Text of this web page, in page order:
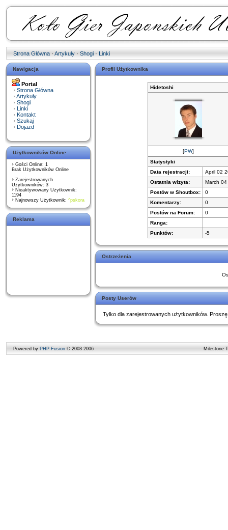
Strona Główna · Artykuły · Shogi · Linki
Nawigacja
Portal
Strona Główna
Artykuły
Shogi
Linki
Kontakt
Szukaj
Dojazd
Użytkowników Online
Gości Online: 1
Brak Użytkowników Online
Zarejestrowanych
Użytkowników: 3
Nieaktywowany Użytkownik:
1194
Najnowszy Użytkownik: ^pskora
Reklama
Profil Użytkownika
Hidetoshi
[PW]
Statystyki
Data rejestracji:
April 02
Ostatnia wizyta:
March
Postów w Shoutbox:
0
Komentarzy:
0
Postów na Forum:
0
Ranga:
Punktów:
-5
Ostrzeżenia
Posty Userów
Tylko dla zarejestrowanych użytkowników.
Powered by PHP-Fusion © 2003-2006 Milestone